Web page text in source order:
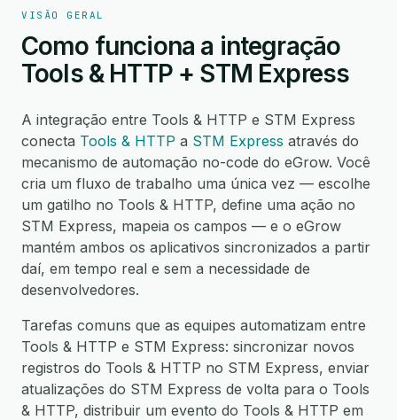
VISÃO GERAL
Como funciona a integração
Tools & HTTP + STM Express
A integração entre Tools & HTTP e STM Express
conecta Tools & HTTP a STM Express através do
mecanismo de automação no-code do eGrow. Você
cria um fluxo de trabalho uma única vez — escolhe
um gatilho no Tools & HTTP, define uma ação no
STM Express, mapeia os campos — e o eGrow
mantém ambos os aplicativos sincronizados a partir
daí, em tempo real e sem a necessidade de
desenvolvedores.
Tarefas comuns que as equipes automatizam entre
Tools & HTTP e STM Express: sincronizar novos
registros do Tools & HTTP no STM Express, enviar
atualizações do STM Express de volta para o Tools
& HTTP, distribuir um evento do Tools & HTTP em